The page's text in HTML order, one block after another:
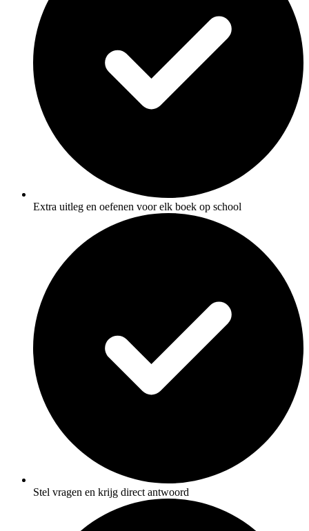
Extra uitleg en oefenen voor elk boek op school
Stel vragen en krijg direct antwoord